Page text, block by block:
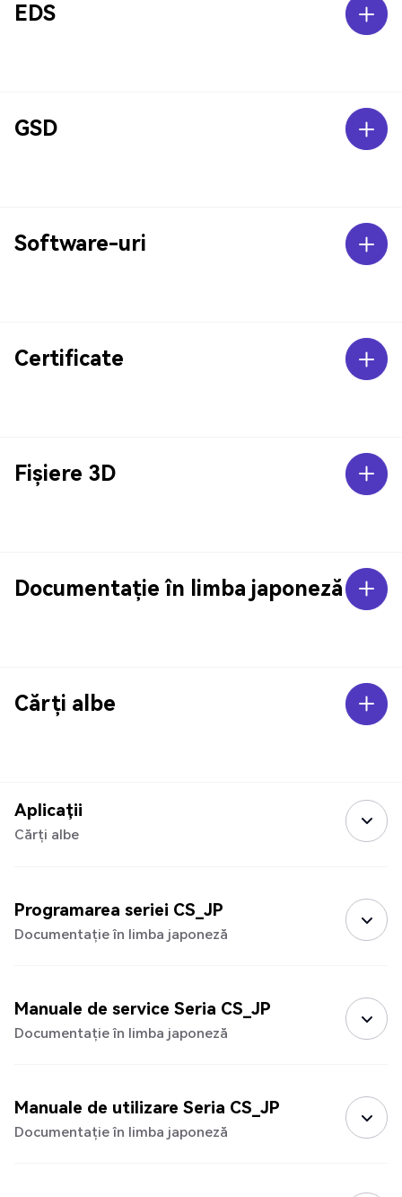
EDS
GSD
Software-uri
Certificate
Fișiere 3D
Documentație în limba japoneză
Cărți albe
Aplicații
Cărți albe
Programarea seriei CS_JP
Documentație în limba japoneză
Manuale de service Seria CS_JP
Documentație în limba japoneză
Manuale de utilizare Seria CS_JP
Documentație în limba japoneză